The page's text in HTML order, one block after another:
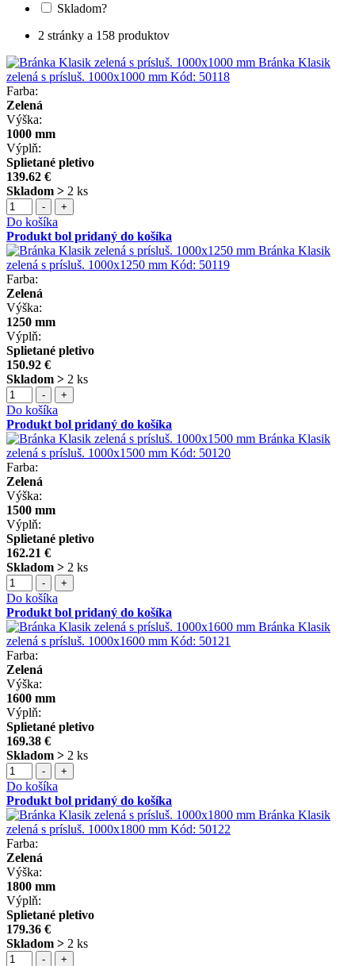
Skladom?
2 stránky a 158 produktov
Bránka Klasik
zelená s prísluš. 1000x1000 mm Kód: 50118
Farba:
Zelená
Výška:
1000 mm
Výplň:
Splietané pletivo
139.62 €
Skladom > 2 ks
- +
Do košíka
Produkt bol pridaný do košíka
Bránka Klasik
zelená s prísluš. 1000x1250 mm Kód: 50119
Farba:
Zelená
Výška:
1250 mm
Výplň:
Splietané pletivo
150.92 €
Skladom > 2 ks
- +
Do košíka
Produkt bol pridaný do košíka
Bránka Klasik
zelená s prísluš. 1000x1500 mm Kód: 50120
Farba:
Zelená
Výška:
1500 mm
Výplň:
Splietané pletivo
162.21 €
Skladom > 2 ks
- +
Do košíka
Produkt bol pridaný do košíka
Bránka Klasik
zelená s prísluš. 1000x1600 mm Kód: 50121
Farba:
Zelená
Výška:
1600 mm
Výplň:
Splietané pletivo
169.38 €
Skladom > 2 ks
- +
Do košíka
Produkt bol pridaný do košíka
Bránka Klasik
zelená s prísluš. 1000x1800 mm Kód: 50122
Farba:
Zelená
Výška:
1800 mm
Výplň:
Splietané pletivo
179.36 €
Skladom > 2 ks
- +